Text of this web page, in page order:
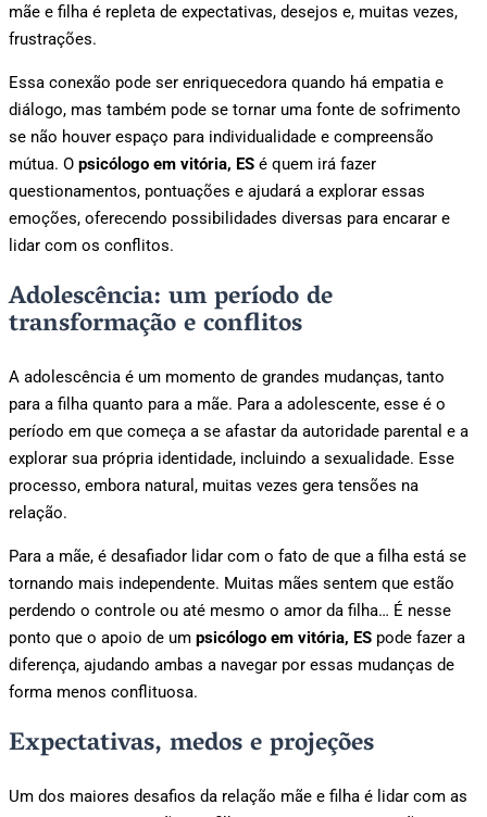
mãe e filha é repleta de expectativas, desejos e, muitas vezes,
frustrações.
Essa conexão pode ser enriquecedora quando há empatia e
diálogo, mas também pode se tornar uma fonte de sofrimento
se não houver espaço para individualidade e compreensão
mútua. O psicólogo em vitória, ES é quem irá fazer
questionamentos, pontuações e ajudará a explorar essas
emoções, oferecendo possibilidades diversas para encarar e
lidar com os conflitos.
Adolescência: um período de
transformação e conflitos
A adolescência é um momento de grandes mudanças, tanto
para a filha quanto para a mãe. Para a adolescente, esse é o
período em que começa a se afastar da autoridade parental e a
explorar sua própria identidade, incluindo a sexualidade. Esse
processo, embora natural, muitas vezes gera tensões na
relação.
Para a mãe, é desafiador lidar com o fato de que a filha está se
tornando mais independente. Muitas mães sentem que estão
perdendo o controle ou até mesmo o amor da filha… É nesse
ponto que o apoio de um psicólogo em vitória, ES pode fazer a
diferença, ajudando ambas a navegar por essas mudanças de
forma menos conflituosa.
Expectativas, medos e projeções
Um dos maiores desafios da relação mãe e filha é lidar com as